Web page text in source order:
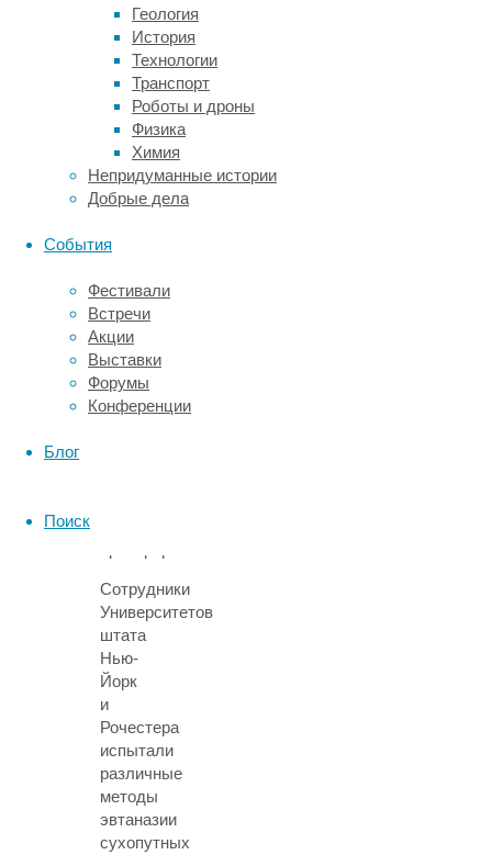
Геология
История
Технологии
Транспорт
Роботы и дроны
Физика
Химия
Непридуманные истории
Добрые дела
События
Фестивали
Встречи
Акции
Выставки
Форумы
Конференции
Блог
Поиск
менее
2,5
сантиметров)
проявляют
признаки
страдания:
резко
сжимаются
и
слизь
экскременты.
Кроме
того,
они
втягиваются
глубоко
Сотрудники
Университетов
штата
Нью-
Йорк
и
Рочестера
испытали
различные
методы
эвтаназии
сухопутных